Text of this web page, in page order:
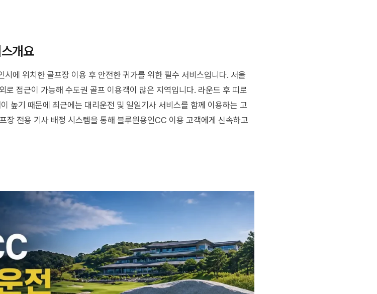
개요
에 위치한 골프장 이용 후 안전한 귀가를 위한 필수 서비스입니다. 서울
접근이 가능해 수도권 골프 이용객이 많은 지역입니다. 라운드 후 피로
높기 때문에 최근에는 대리운전 및 일일기사 서비스를 함께 이용하는 고
장 전용 기사 배정 시스템을 통해 블루원용인CC 이용 고객에게 신속하고